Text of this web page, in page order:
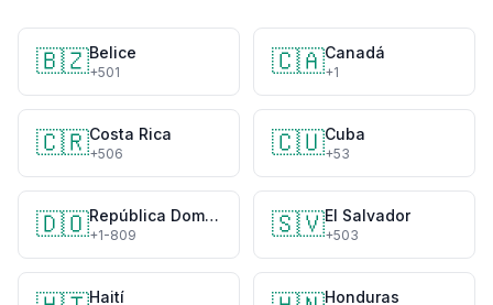
🇧🇿Belice
+501 🇨🇦Canadá
+1
🇨🇷Costa Rica
+506 🇨🇺Cuba
+53
🇩🇴 República Dominicana
+1-809 🇸🇻El Salvador
+503
Haití Honduras